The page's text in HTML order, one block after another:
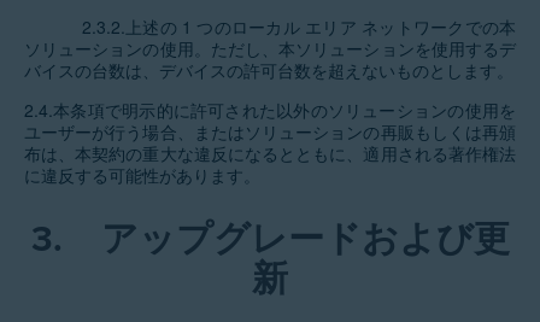
2.3.2.上述の 1 つのローカル エリア ネットワークでの本
ソリューションの使用。ただし、本ソリューションを使用するデ
バイスの台数は、デバイスの許可台数を超えないものとします。
2.4.本条項で明示的に許可された以外のソリューションの使用を
ユーザーが行う場合、またはソリューションの再販もしくは再頒
布は、本契約の重大な違反になるとともに、適用される著作権法
に違反する可能性があります。
3.
アップグレードおよび更
新